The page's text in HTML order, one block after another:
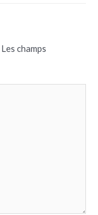
Les champs